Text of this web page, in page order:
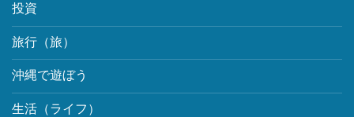
投資
旅行（旅）
沖縄で遊ぼう
生活（ライフ）